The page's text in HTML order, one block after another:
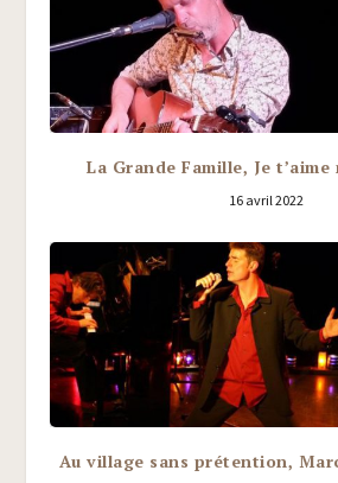
La Grande Famille, Je
16 avril 2022
Au village sans prétention,